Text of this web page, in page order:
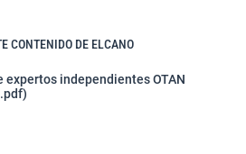
CONTENIDO DE ELCANO
expertos independientes OTAN